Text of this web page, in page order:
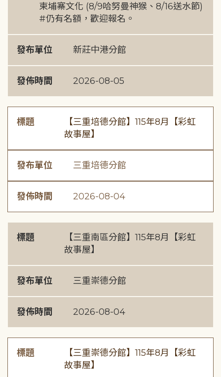
柬埔寨文化 (8/9哈努曼神猴、8/16送水節)
#仍有名額，歡迎報名。
發布單位 新莊中港分館
發佈時間 2026-08-05
標題
【三重培德分館】115年8月【彩虹
故事屋】
發布單位 三重培德分館
發佈時間 2026-08-04
標題
【三重南區分館】115年8月【彩虹
故事屋】
發布單位 三重崇德分館
發佈時間 2026-08-04
標題
【三重崇德分館】115年8月【彩虹
故事屋】